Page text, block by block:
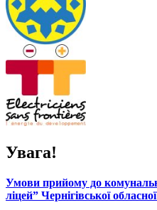
Увага!
Умови прийому до
ліцей” Чернігівської